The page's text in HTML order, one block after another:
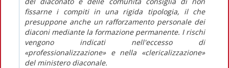
fissarne i compiti in una rigida tipologia, il che
presuppone anche un rafforzamento personale dei
diaconi mediante la formazione permanente. I rischi
vengono indicati nell'eccesso di
«professionalizzazione» e nella «clericalizzazione»
del ministero diaconale.